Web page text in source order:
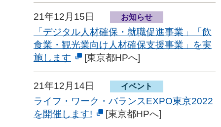
21年12月15日 お知らせ
「デジタル人材確保・就職促進事業」「飲
食業・観光業向け人材確保支援事業」を実
施します
[東京都HPへ]
21年12月14日 イベント
ライフ・ワーク・バランスEXPO東京2022
を開催します!
[東京都HPへ]